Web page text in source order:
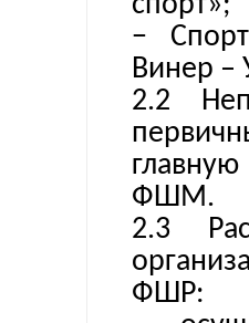
−
Винер –
2.2
ФШМ.
2.3
ФШР: